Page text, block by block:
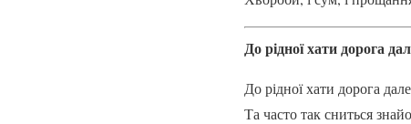
До рідної хати дорога
До рідної хати дорога
Та часто так сниться